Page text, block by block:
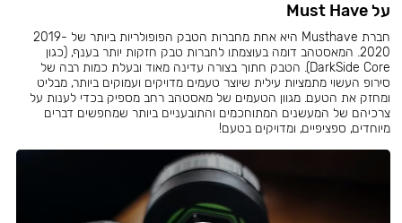
על Must Have
חברת Musthave היא אחת מחברות הטבק הפופולריות ביותר של 2019-
2020. המאסטהב דומה בעוצמתו לחברות טבק חזקות יותר בענף, (כגון
DarkSide Core). הטבק חתוך בצורה עדינה מאוד ובעלת כמות רבה של
סירופ העשוי מתמציות עילית שיוצר טעמים מדויקים ועמוקים ביותר, מבליט
ומחזק את הטעם. מגוון הטעמים של מאסטהב רחב מספיק בכדי לענות על
צרכיהם של המעשנים המתוחכמים והתובעניים ביותר שמחפשים דברים
מיוחדים, ספציפיים, ומדויקים בטעם!